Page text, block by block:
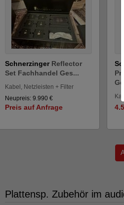
Schnerzinger Reflector
Set Fachhandel Ges...
Kabel, Netzleisten + Filter
Neupreis: 9.990 €
Preis auf Anfrage
Plattensp. Zubehör im